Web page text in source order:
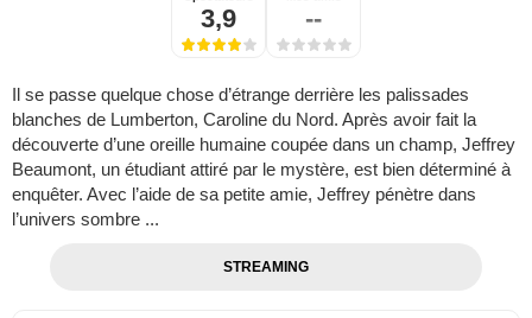
3,9 --
Il se passe quelque chose d’étrange derrière les palissades
blanches de Lumberton, Caroline du Nord. Après avoir fait la
découverte d’une oreille humaine coupée dans un champ, Jeffrey
Beaumont, un étudiant attiré par le mystère, est bien déterminé à
enquêter. Avec l’aide de sa petite amie, Jeffrey pénètre dans
l’univers sombre ...
STREAMING